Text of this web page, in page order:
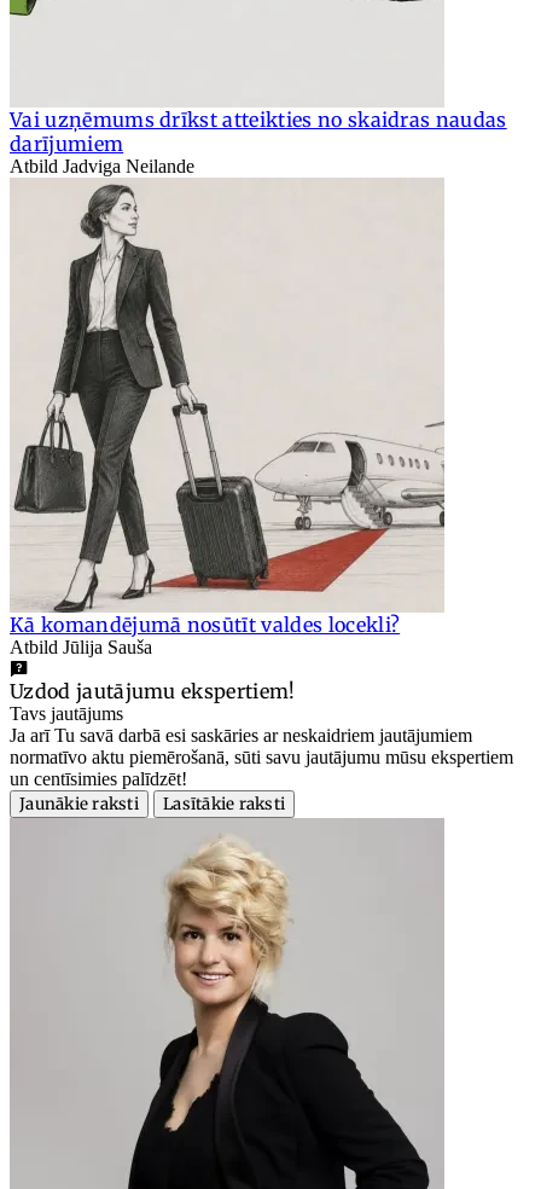
Vai uzņēmums drīkst atteikties no skaidras naudas
darījumiem
Atbild Jadviga Neilande
Kā komandējumā nosūtīt valdes locekli?
Atbild Jūlija Sauša
Uzdod jautājumu ekspertiem!
Tavs jautājums
Ja arī Tu savā darbā esi saskāries ar neskaidriem jautājumiem
normatīvo aktu piemērošanā, sūti savu jautājumu mūsu ekspertiem
un centīsimies palīdzēt!
Jaunākie raksti
Lasītākie raksti